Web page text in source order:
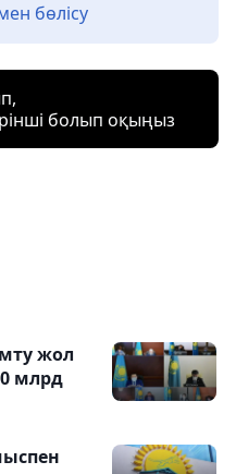
бөлісу
болып оқыңыз
жол
млрд